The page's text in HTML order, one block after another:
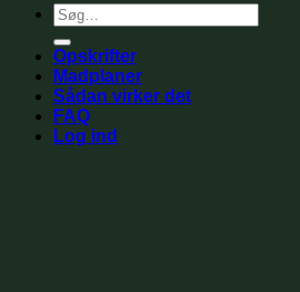
Søg
efter:
Opskrifter
Madplaner
Sådan virker det
FAQ
Log ind